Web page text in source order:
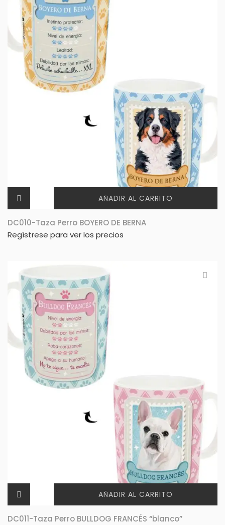
AÑADIR AL CARRITO
DC010-Taza Perro BOYERO DE BERNA
Regístrese para ver los precios
AÑADIR AL CARRITO
DC011-Taza Perro BULLDOG FRANCÉS “blanco”